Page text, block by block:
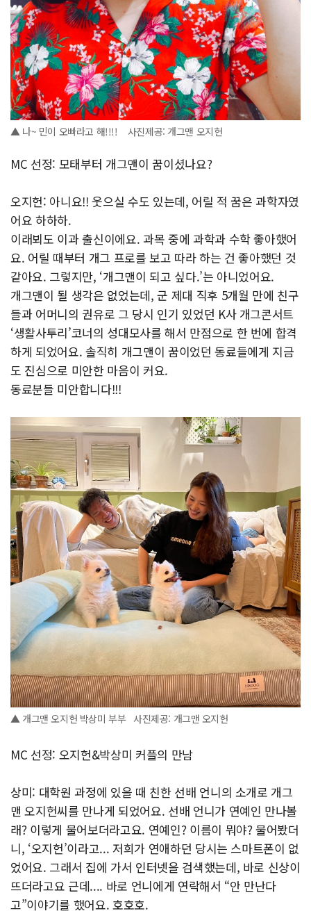
▲ 나~ 민이 오빠라고 해!!!! 사진제공: 개그맨 오지헌
MC 선정: 모태부터 개그맨이 꿈이셨나요?
오지헌: 아니요!! 웃으실 수도 있는데, 어릴 적 꿈은 과학자였
어요 하하하.
이래뵈도 이과 출신이에요. 과목 중에 과학과 수학 좋아했어
요. 어릴 때부터 개그 프로를 보고 따라 하는 건 좋아했던 것
같아요. 그렇지만, ‘개그맨이 되고 싶다.’는 아니었어요.
개그맨이 될 생각은 없었는데, 군 제대 직후 5개월 만에 친구
들과 어머니의 권유로 그 당시 인기 있었던 K사 개그콘서트
‘생활사투리’코너의 성대모사를 해서 만점으로 한 번에 합격
하게 되었어요. 솔직히 개그맨이 꿈이었던 동료들에게 지금
도 진심으로 미안한 마음이 커요.
동료분들 미안합니다!!!
▲ 개그맨 오지헌 박상미 부부 사진제공: 개그맨 오지헌
MC 선정: 오지헌&박상미 커플의 만남
상미: 대학원 과정에 있을 때 친한 선배 언니의 소개로 개그
맨 오지헌씨를 만나게 되었어요. 선배 언니가 연예인 만나볼
래? 이렇게 물어보더라고요. 연예인? 이름이 뭐야? 물어봤더
니, ‘오지헌’이라고... 저희가 연애하던 당시는 스마트폰이 없
었어요. 그래서 집에 가서 인터넷을 검색했는데, 바로 신상이
뜨더라고요 근데.... 바로 언니에게 연락해서 “안 만난다
고”이야기를 했어요. 호호호.